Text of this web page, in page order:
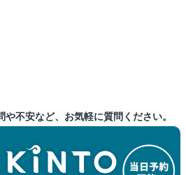
不安など、お気軽に質問ください。